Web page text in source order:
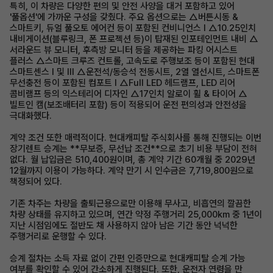
특히, 이 차량은 다양한 편의 및 안전 사양을 대거 포함하고 있어
'풀옵션'에 가까운 구성을 갖췄다. 주요 옵션으로는 △버튼시동 &
스마트키, 듀얼 풀오토 에어컨 등이 포함된 컨비니언스 Ⅰ △10.25인치
내비게이션(블루링크, 폰 프로젝션 등)이 탑재된 인포테인먼트 내비 △
서라운드 뷰 모니터, 후측방 모니터 등을 제공하는 파킹 어시스트
플러스 △스마트 크루즈 컨트롤, 고속도로 주행보조 등이 포함된 현대
스마트센스 Ⅰ 및 Ⅲ △운전석/동승석 전동시트, 2열 열선시트, 스마트폰
무선충전 등이 포함된 컴포트 Ⅰ △Full LED 헤드램프, LED 리어
콤비램프 등의 익스테리어 디자인 △17인치 알로이 휠 & 타이어 △
빌트인 캠(보조배터리 포함) 등이 적용되어 운전 편의성과 안전성을
극대화했다.
계약 조건 또한 매력적이다. 현대캐피탈 주식회사를 통해 진행되는 이번
장기렌트 승계는 **무보증, 무선납 조건**으로 초기 비용 부담이 전혀
없다. 월 납입금은 510,400원이며, 총 계약 기간 60개월 중 2029년
12월까지 이용이 가능하다. 계약 만기 시 인수금은 7,719,800원으로
책정되어 있다.
기존 차주는 차량을 출퇴근용으로만 이용해 무사고, 비흡연의 깔끔한
차량 상태를 유지하고 있으며, 연간 약정 주행거리 25,000km 중 1년이
지난 시점임에도 절반도 채 사용하지 않아 남은 기간 동안 넉넉한
주행거리로 운행할 수 있다.
승계 절차는 소득 자료 없이 간편 인증만으로 현대캐피탈 승계 가능
여부를 확인할 수 있어 간소하게 진행된다. 또한, 운전자 연령을 만